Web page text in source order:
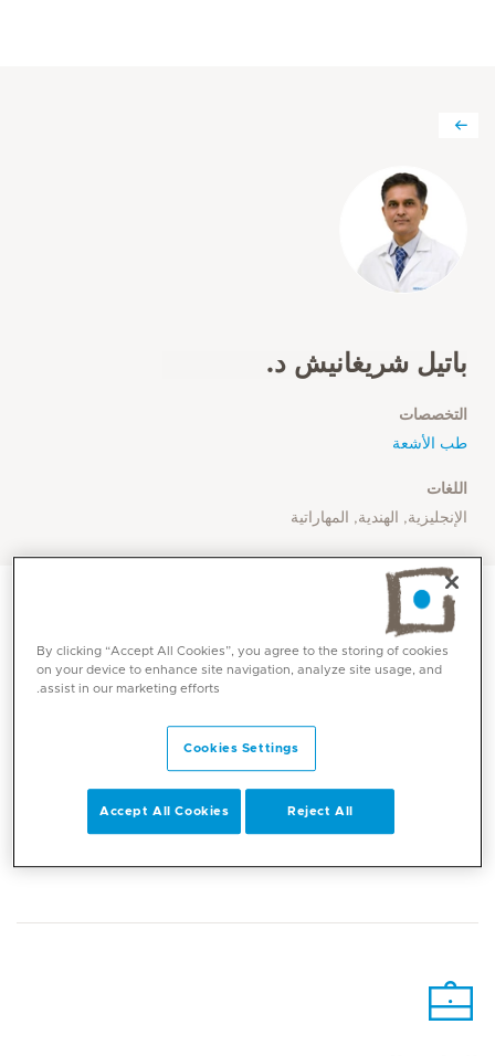
باتيل شريغانيش د.
التخصصات
طب الأشعة
اللغات
الإنجليزية, الهندية, المهاراتية
By clicking “Accept All Cookies”, you agree to the storing of cookies
on your device to enhance site navigation, analyze site usage, and
assist in our marketing efforts.
Cookies Settings
Reject All
Accept All Cookies